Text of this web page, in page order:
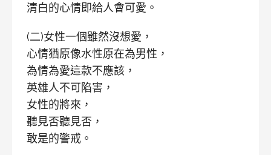
清白的心情即給人會可愛。
(二)女性一個雖然沒想愛，
心情猶原像水性原在為男性，
為情為愛這款不應該，
英雄人不可陷害，
女性的將來，
聽見否聽見否，
敢是的警戒。